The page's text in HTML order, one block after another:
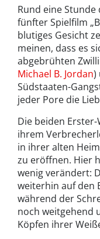
Rund eine Stunde
fünfter Spielfilm
blutiges Gesicht
meinen, dass es
abgebrühten
Michael B. Jordan)
Südstaaten-
jeder Pore die
Die beiden
ihrem
in ihrer alten
zu eröffnen. Hier
wenig verändert:
weiterhin auf den
während der
noch weitgehend
Köpfen ihrer